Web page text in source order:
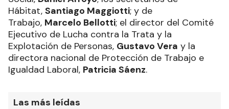
Hábitat, Santiago Maggiotti; y de
Trabajo, Marcelo Bellotti; el director del Comité
Ejecutivo de Lucha contra la Trata y la
Explotación de Personas, Gustavo Vera y la
directora nacional de Protección de Trabajo e
Igualdad Laboral, Patricia Sáenz.
Las más leídas